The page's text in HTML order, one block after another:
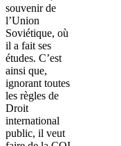
souvenir de
l’Union
Soviétique, où
il a fait ses
études. C’est
ainsi que,
ignorant toutes
les règles de
Droit
international
public, il veut